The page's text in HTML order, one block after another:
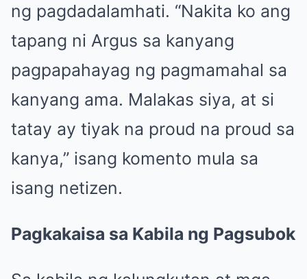
ng pagdadalamhati. “Nakita ko ang
tapang ni Argus sa kanyang
pagpapahayag ng pagmamahal sa
kanyang ama. Malakas siya, at si
tatay ay tiyak na proud na proud sa
kanya,” isang komento mula sa
isang netizen.
Pagkakaisa sa Kabila ng Pagsubok